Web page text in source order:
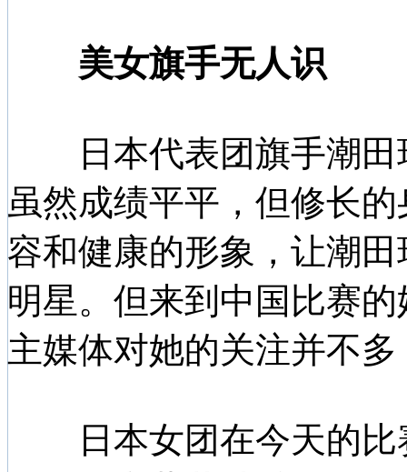
美女旗手无人识
日本代表团旗手潮田
虽然成绩平平，但修长
容和健康的形象，让潮
明星。但来到中国比赛
主媒体对她的关注并不
日本女团在今天的比